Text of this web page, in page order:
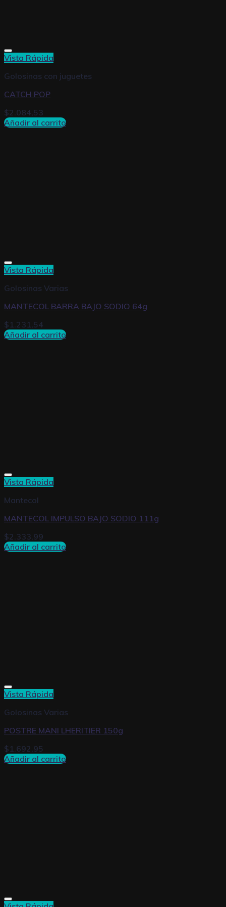
Vista Rápida
Golosinas con juguetes
CATCH POP
$2.084,53
Añadir al carrito
Vista Rápida
Golosinas Varias
MANTECOL BARRA BAJO SODIO 64g
$ 1.231,54
Añadir al carrito
Vista Rápida
Mantecol
MANTECOL IMPULSO BAJO SODIO 111g
$2.333,99
Añadir al carrito
Vista Rápida
Golosinas Varias
POSTRE MANI LHERITIER 150g
$ 1.692,95
Añadir al carrito